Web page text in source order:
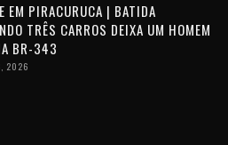
EM PIRACURUCA | BATIDA
TRÊS CARROS DEIXA UM HOMEM
BR-343
2026